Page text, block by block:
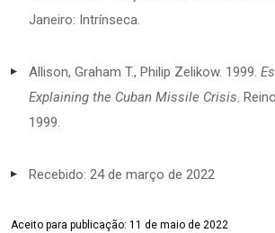
Janeiro: Intrínseca.
Allison, Graham T., Philip Zelikow. 1999.
Explaining the Cuban Missile Crisis.
1999.
Recebido: 24 de março de 2022
Aceito para publicação: 11 de maio de 2022